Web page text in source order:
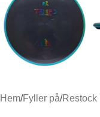
Hem/Fyller på/Restock